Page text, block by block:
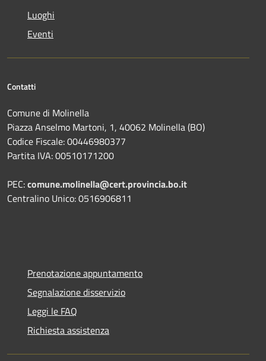
Luoghi
Eventi
Contatti
Comune di Molinella
Piazza Anselmo Martoni, 1, 40062 Molinella (BO)
Codice Fiscale: 00446980377
Partita IVA: 00510171200
PEC:comune.molinella@cert.provincia.bo.it
Centralino Unico: 0516906811
Prenotazione appuntamento
Segnalazione disservizio
Leggi le FAQ
Richiesta assistenza